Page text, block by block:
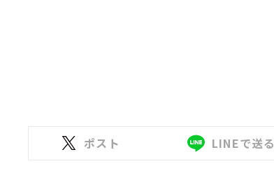
ポスト LINEで送る